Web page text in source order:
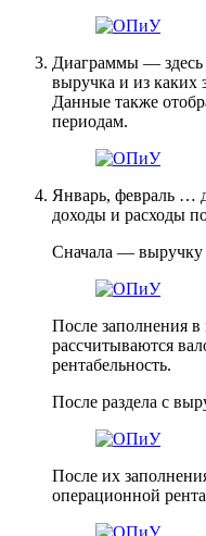
Диаграммы — здесь
выручка и из каких
Данные также
периодам.
Январь, февраль …
доходы и расходы
Сначала — выручку
После заполнения
рассчитываются
рентабельность.
После раздела с
После их
операционной